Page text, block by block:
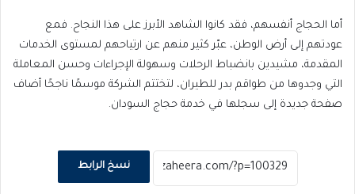
أما الحجاج أنفسهم، فقد كانوا الشاهد الأبرز على هذا النجاح. فمع
عودتهم إلى أرض الوطن، عبّر كثير منهم عن ارتياحهم لمستوى الخدمات
المقدمة، مشيدين بانضباط الرحلات وسهولة الإجراءات وحسن المعاملة
التي وجدوها من طواقم بدر للطيران، لتختتم الشركة موسمًا ناجحًا أضاف
صفحة جديدة إلى سجلها في خدمة حجاج السودان.
نسخ الرابط